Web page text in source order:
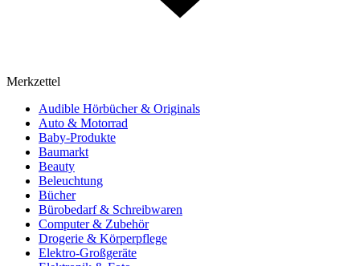
Merkzettel
Audible Hörbücher & Originals
Auto & Motorrad
Baby-Produkte
Baumarkt
Beauty
Beleuchtung
Bücher
Bürobedarf & Schreibwaren
Computer & Zubehör
Drogerie & Körperpflege
Elektro-Großgeräte